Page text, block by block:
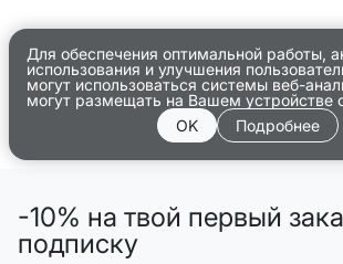
Для обеспечения оптимальной работы,
использования и улучшения
могут использоваться системы веб-
могут размещать на Вашем устройстве
OK
Подробнее
-10% на твой первый
подписку